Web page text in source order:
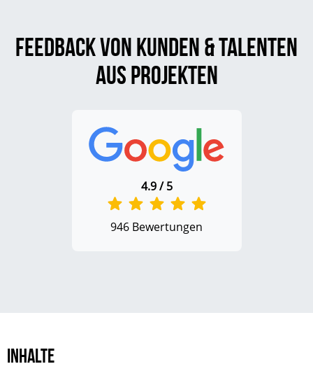
Feedback von Kunden & Talenten
aus Projekten
4.9 / 5
946 Bewertungen
Inhalte